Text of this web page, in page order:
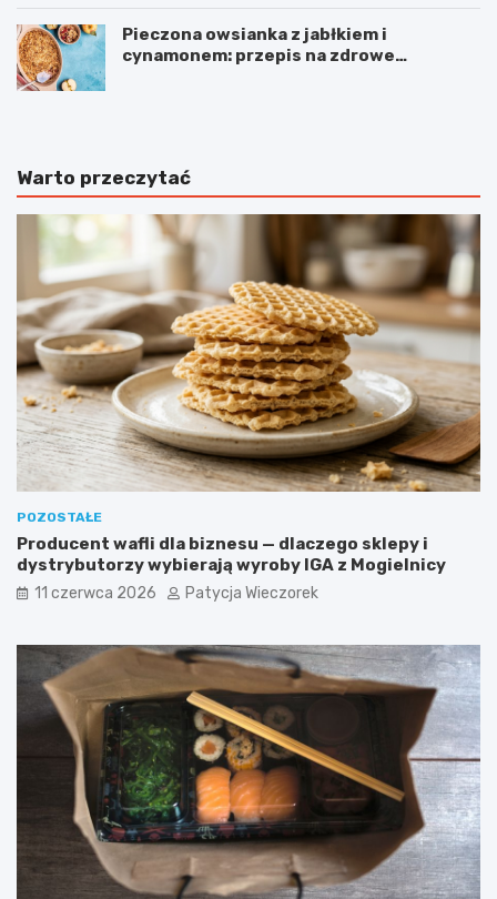
Pieczona owsianka z jabłkiem i
cynamonem: przepis na zdrowe
Warto przeczytać
POZOSTAŁE
Producent wafli dla biznesu — dlaczego sklepy i
dystrybutorzy wybierają wyroby IGA z Mogielnicy
11 czerwca 2026 Patycja Wieczorek